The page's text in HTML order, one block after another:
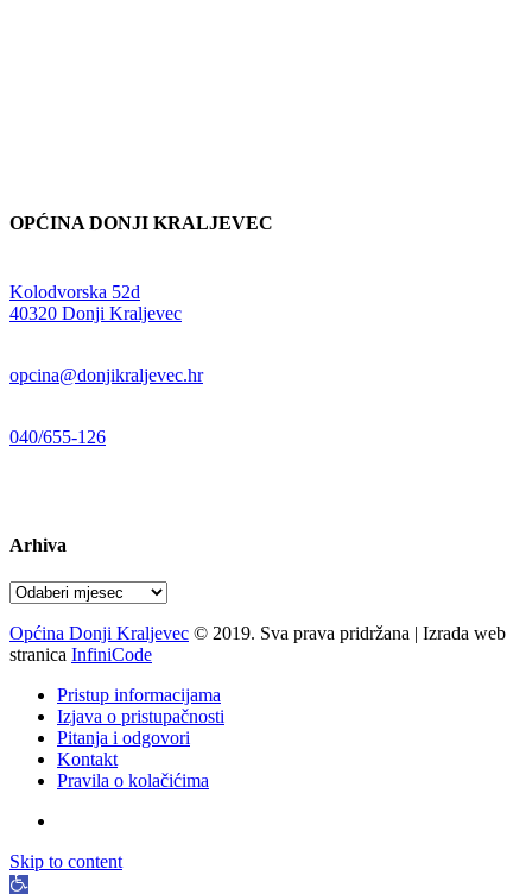
OPĆINA DONJI KRALJEVEC
Kolodvorska 52d
40320 Donji Kraljevec
opcina@donjikraljevec.hr
040/655-126
Arhiva
Arhiva
Općina Donji Kraljevec © 2019. Sva prava pridržana | Izrada web
stranica InfiniCode
Pristup informacijama
Izjava o pristupačnosti
Pitanja i odgovori
Kontakt
Pravila o kolačićima
Skip to content
Open